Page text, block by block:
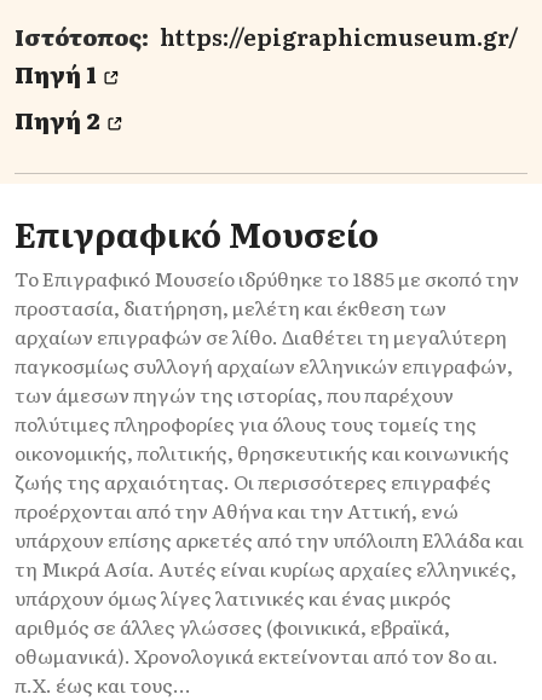
Ιστότοπος: https://epigraphicmuseum.gr/
Πηγή 1
Πηγή 2
Επιγραφικό Μουσείο
Το Επιγραφικό Μουσείο ιδρύθηκε το 1885 με σκοπό την
προστασία, διατήρηση, μελέτη και έκθεση των
αρχαίων επιγραφών σε λίθο. Διαθέτει τη μεγαλύτερη
παγκοσμίως συλλογή αρχαίων ελληνικών επιγραφών,
των άμεσων πηγών της ιστορίας, που παρέχουν
πολύτιμες πληροφορίες για όλους τους τομείς της
οικονομικής, πολιτικής, θρησκευτικής και κοινωνικής
ζωής της αρχαιότητας. Οι περισσότερες επιγραφές
προέρχονται από την Αθήνα και την Αττική, ενώ
υπάρχουν επίσης αρκετές από την υπόλοιπη Ελλάδα και
τη Μικρά Ασία. Αυτές είναι κυρίως αρχαίες ελληνικές,
υπάρχουν όμως λίγες λατινικές και ένας μικρός
αριθμός σε άλλες γλώσσες (φοινικικά, εβραϊκά,
οθωμανικά). Χρονολογικά εκτείνονται από τον 8ο αι.
π.Χ. έως και τους...